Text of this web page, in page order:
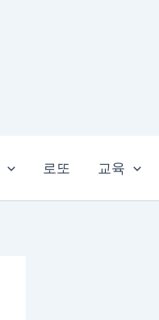
로또 교육